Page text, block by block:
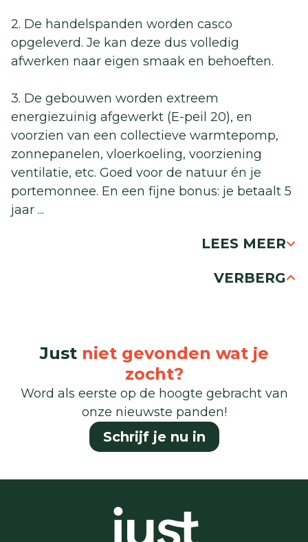
2. De handelspanden worden casco
opgeleverd. Je kan deze dus volledig
afwerken naar eigen smaak en behoeften.
3. De gebouwen worden extreem
energiezuinig afgewerkt (E-peil 20), en
voorzien van een collectieve warmtepomp,
zonnepanelen, vloerkoeling, voorziening
ventilatie, etc. Goed voor de natuur én je
portemonnee. En een fijne bonus: je betaalt 5
jaar ...
LEES MEER
VERBERG
Just niet gevonden wat je
zocht?
Word als eerste op de hoogte gebracht van
onze nieuwste panden!
Schrijf je nu in